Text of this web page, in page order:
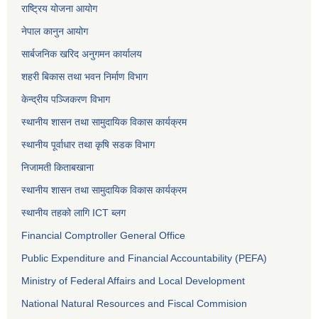
राष्ट्रिय योजना आयोग
नेपाल कानुन आयोग
सार्बजनिक खरिद अनुगमन कार्यालय
शहरी बिकास तथा भवन निर्माण विभाग
केन्द्रीय पञ्जिकरण विभाग
स्थानीय शासन तथा सामुदायिक विकास कार्यक्रम
स्थानीय पूर्वाधार तथा कृषि सडक विभाग
निजामती किताबखाना
स्थानीय शासन तथा सामुदायिक विकास कार्यक्रम
स्थानीय तहको लागि ICT ब्लग
Financial Comptroller General Office
Public Expenditure and Financial Accountability (PEFA)
Ministry of Federal Affairs and Local Development
National Natural Resources and Fiscal Commision